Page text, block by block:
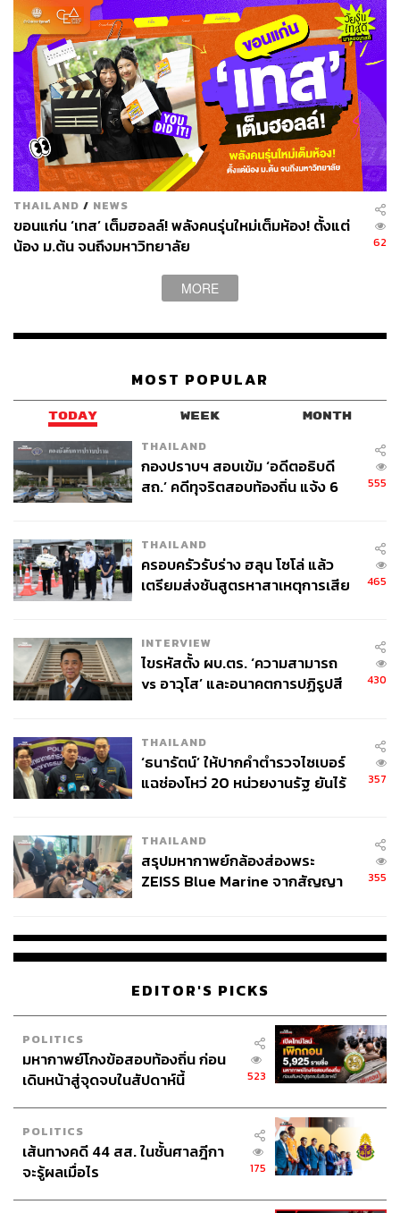
THAILAND / NEWS
ขอนแก่น ‘เทส’ เต็มฮอลล์! พลังคนรุ่นใหม่เต็มห้อง! ตั้งแต่
น้อง ม.ต้น จนถึงมหาวิทยาลัย
62
MORE
MOST POPULAR
TODAY WEEK MONTH
THAILAND
กองปราบฯ สอบเข้ม ‘อดีตอธิบดี
สถ.’ คดีทุจริตสอบท้องถิ่น แจ้ง 6
555
THAILAND
ครอบครัวรับร่าง ฮลุน โซโล่ แล้ว
เตรียมส่งชันสูตรหาสาเหตุการเสีย
465
INTERVIEW
ไขรหัสตั้ง ผบ.ตร. ‘ความสามารถ
vs อาวุโส’ และอนาคตการปฏิรูปสี
430
THAILAND
‘ธนารัตน์’ ให้ปากคำตำรวจไซเบอร์
แฉช่องโหว่ 20 หน่วยงานรัฐ ยันไร้
357
THAILAND
สรุปมหากาพย์กล้องส่องพระ
ZEISS Blue Marine จากสัญญา
จ่ายหนี้-แอบระบุแบรนด์
355
EDITOR'S PICKS
POLITICS
มหากาพย์โกงข้อสอบท้องถิ่น ก่อน
เดินหน้าสู่จุดจบในสัปดาห์นี้
523
POLITICS
เส้นทางคดี 44 สส. ในชั้นศาลฎีกา
จะรู้ผลเมื่อไร
175